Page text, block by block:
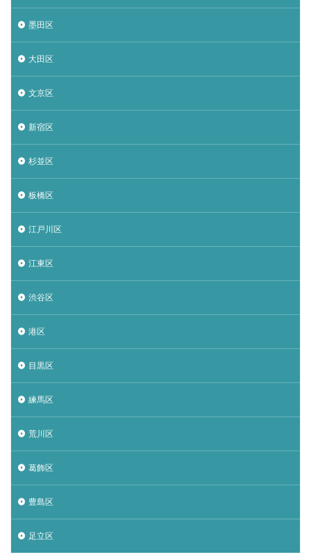
墨田区
大田区
文京区
新宿区
杉並区
板橋区
江戸川区
江東区
渋谷区
港区
目黒区
練馬区
荒川区
葛飾区
豊島区
足立区